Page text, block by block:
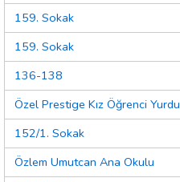
159. Sokak
159. Sokak
136-138
Özel Prestige Kız Öğrenci Yurdu
152/1. Sokak
Özlem Umutcan Ana Okulu